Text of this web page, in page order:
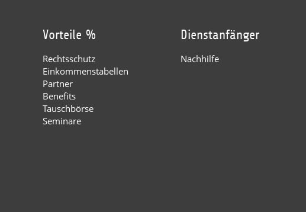
Vorteile %
Rechtsschutz
Einkommenstabellen
Partner
Benefits
Tauschbörse
Seminare
Dienstanfänger
Nachhilfe